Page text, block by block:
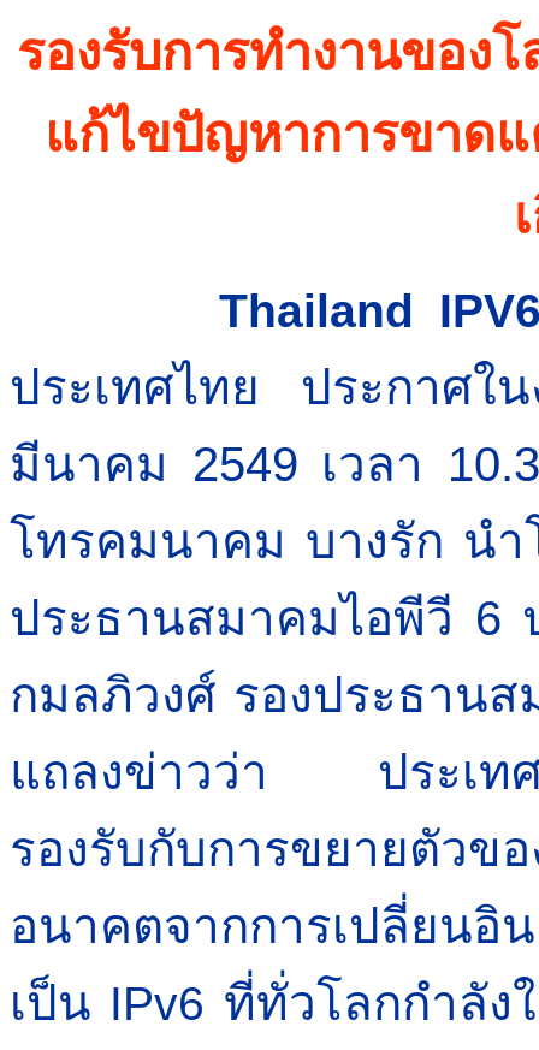
รองรับการทำงานของ
แก้ไขปัญหาการขาด
Thailand
ประเทศไทย ประกาศใ
มีนาคม 2549 เวลา
โทรคมนาคม บางรัก นำ
ประธานสมาคมไอพีวี 6
กมลภิวงศ์ รองประธาน
แถลงข่าวว่า ประเทศ
รองรับกับการขยายตัวข
อนาคตจากการเปลี่ยนอิ
เป็น IPv6 ที่ทั่วโลกกำลั